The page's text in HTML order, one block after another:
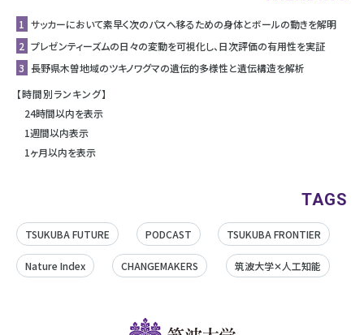
1 サッカーにおいて素早く次のパスへ移るための身体とボールの動きを解明
2 プレゼンティーズムの日々の変動を可視化し、日次評価の有用性を実証
3 長野県木曽地域のツキノワグマの遺伝的多様性と遺伝構造を解析
【時間別ランキング】
24時間以内を表示
1週間以内表示
1ヶ月以内を表示
TAGS
TSUKUBA FUTURE PODCAST TSUKUBA FRONTIER
Nature Index CHANGEMAKERS 筑波大学✕人工知能